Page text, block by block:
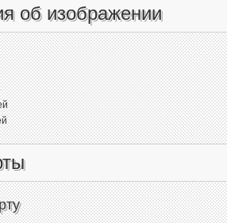
об изображении